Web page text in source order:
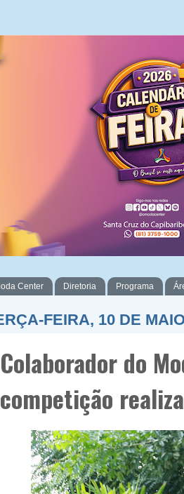
Center Diretoria Programa
FEIRA, 10 DE
Colaborador do
competição